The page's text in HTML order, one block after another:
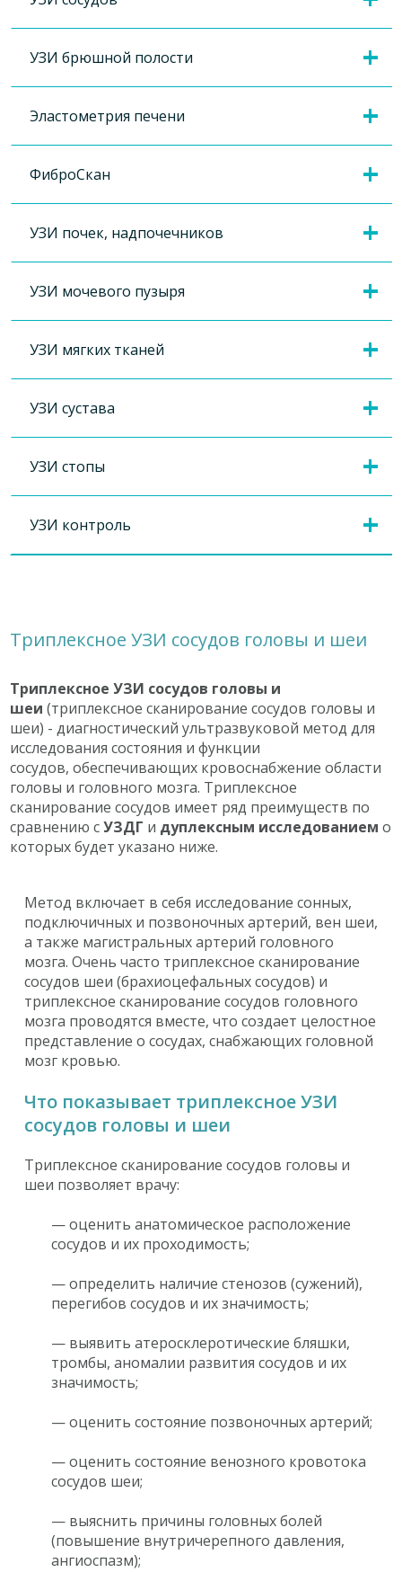
УЗИ брюшной полости
Эластометрия печени
ФиброСкан
УЗИ почек, надпочечников
УЗИ мочевого пузыря
УЗИ мягких тканей
УЗИ сустава
УЗИ стопы
УЗИ контроль
Триплексное УЗИ сосудов головы и шеи
Триплексное УЗИ сосудов головы и
шеи (триплексное сканирование сосудов головы и
шеи) - диагностический ультразвуковой метод для
исследования состояния и функции
сосудов, обеспечивающих кровоснабжение области
головы и головного мозга. Триплексное
сканирование сосудов имеет ряд преимуществ по
сравнению сУЗДГ и дуплексным исследованием о
которых будет указано ниже.
Метод включает в себя исследование сонных,
подключичных и позвоночных артерий, вен шеи,
а также магистральных артерий головного
мозга. Очень часто триплексное сканирование
сосудов шеи (брахиоцефальных сосудов) и
триплексное сканирование сосудов головного
мозга проводятся вместе, что создает целостное
представление о сосудах, снабжающих головной
мозг кровью.
Что показывает триплексное УЗИ
сосудов головы и шеи
Триплексное сканирование сосудов головы и
шеи позволяет врачу:
— оценить анатомическое расположение
сосудов и их проходимость;
— определить наличие стенозов (сужений),
перегибов сосудов и их значимость;
— выявить атеросклеротические бляшки,
тромбы, аномалии развития сосудов и их
значимость;
— оценить состояние позвоночных артерий;
— оценить состояние венозного кровотока
сосудов шеи;
— выяснить причины головных болей
(повышение внутричерепного давления,
ангиоспазм);